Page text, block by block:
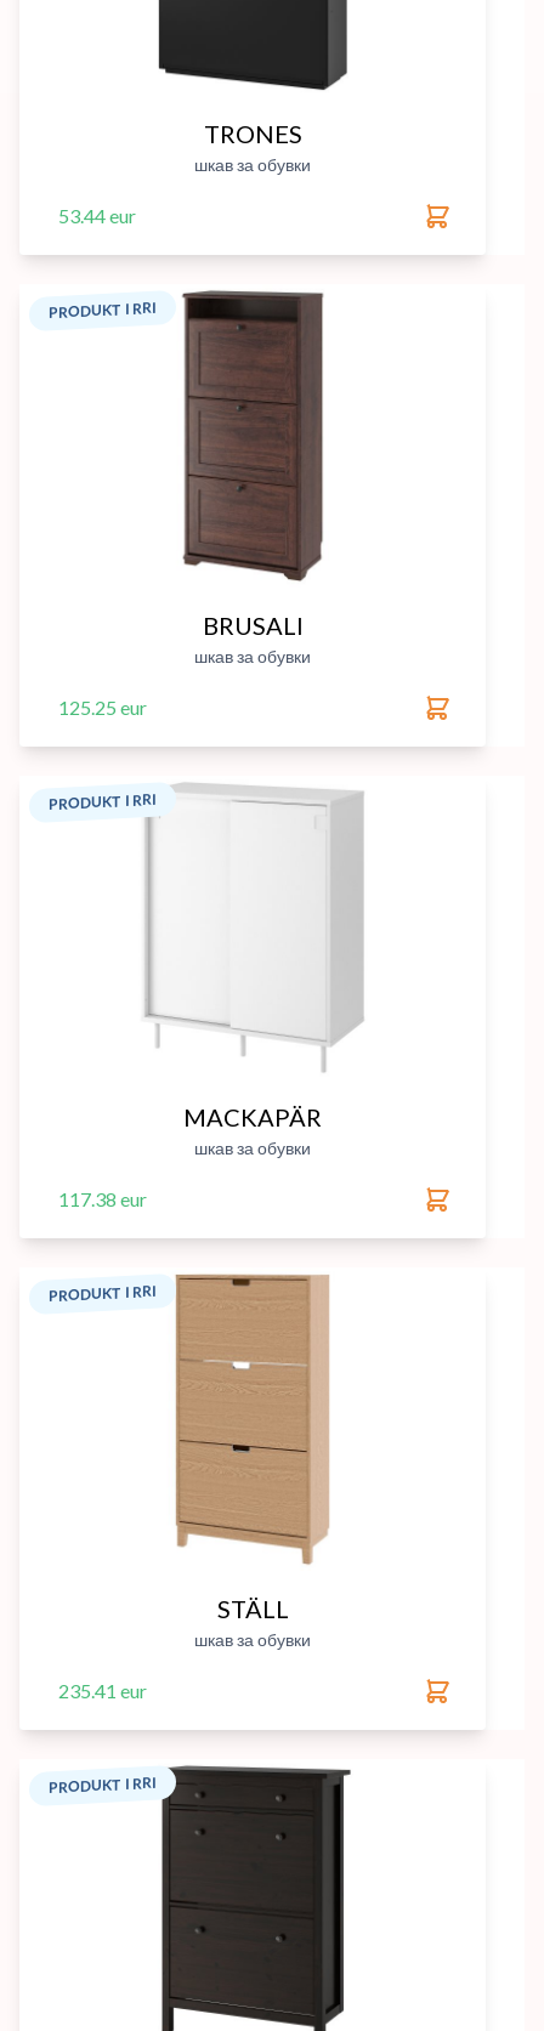
TRONES
шкав за обувки
53.44 eur
PRODUKT I RRI
BRUSALI
шкав за обувки
125.25 eur
PRODUKT I RRI
MACKAPÄR
шкав за обувки
117.38 eur
PRODUKT I RRI
STÄLL
шкав за обувки
235.41 eur
PRODUKT I RRI